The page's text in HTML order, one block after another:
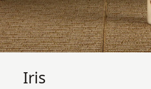
Iris